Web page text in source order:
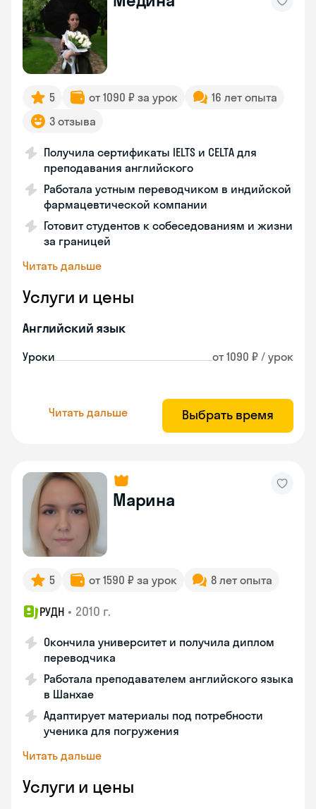
5 от 1090 ₽ за урок
16 лет опыта
3 отзыва
Получила сертификаты IELTS и CELTA для
преподавания английского
Работала устным переводчиком в индийской
фармацевтической компании
Готовит студентов к собеседованиям и жизни
за границей
Читать дальше
Услуги и цены
Английский язык
Уроки от 1090 ₽ / урок
Читать дальше Выбрать время
Марина
5 от 1590 ₽ за урок 8 лет опыта
РУДН • 2010 г.
Окончила университет и получила диплом
переводчика
Работала преподавателем английского языка
в Шанхае
Адаптирует материалы под потребности
ученика для погружения
Читать дальше
Услуги и цены